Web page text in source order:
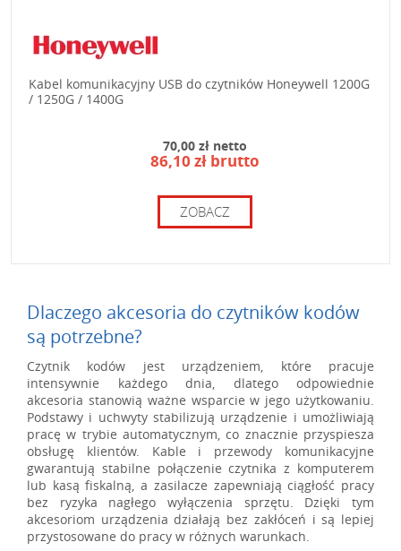
Kabel komunikacyjny USB do czytników Honeywell 1200G
/ 1250G / 1400G
70,00 zł netto
86,10 zł brutto
ZOBACZ
Dlaczego akcesoria do czytników kodów
są potrzebne?
Czytnik kodów jest urządzeniem, które pracuje
intensywnie każdego dnia, dlatego odpowiednie
akcesoria stanowią ważne wsparcie w jego użytkowaniu.
Podstawy i uchwyty stabilizują urządzenie i umożliwiają
pracę w trybie automatycznym, co znacznie przyspiesza
obsługę klientów. Kable i przewody komunikacyjne
gwarantują stabilne połączenie czytnika z komputerem
lub kasą fiskalną, a zasilacze zapewniają ciągłość pracy
bez ryzyka nagłego wyłączenia sprzętu. Dzięki tym
akcesoriom urządzenia działają bez zakłóceń i są lepiej
przystosowane do pracy w różnych warunkach.